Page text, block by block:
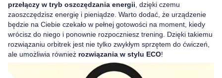
przełączy w tryb oszczędzania energii , dzięki czemu
zaoszczędzisz energię i pieniądze. Warto dodać, że urządzenie
będzie na Ciebie czekało w pełnej gotowości na moment, kiedy
wrócisz do niego i ponownie rozpoczniesz trening. Dzięki takiemu
rozwiązaniu orbitrek jest nie tylko zwykłym sprzętem do ćwiczeń,
ale umożliwia również rozwiązania w stylu ECO!